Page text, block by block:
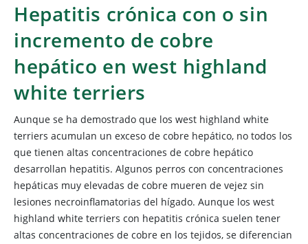
Hepatitis crónica con o sin
incremento de cobre
hepático en west highland
white terriers
Aunque se ha demostrado que los west highland white
terriers acumulan un exceso de cobre hepático, no todos los
que tienen altas concentraciones de cobre hepático
desarrollan hepatitis. Algunos perros con concentraciones
hepáticas muy elevadas de cobre mueren de vejez sin
lesiones necroinflamatorias del hígado. Aunque los west
highland white terriers con hepatitis crónica suelen tener
altas concentraciones de cobre en los tejidos, se diferencian